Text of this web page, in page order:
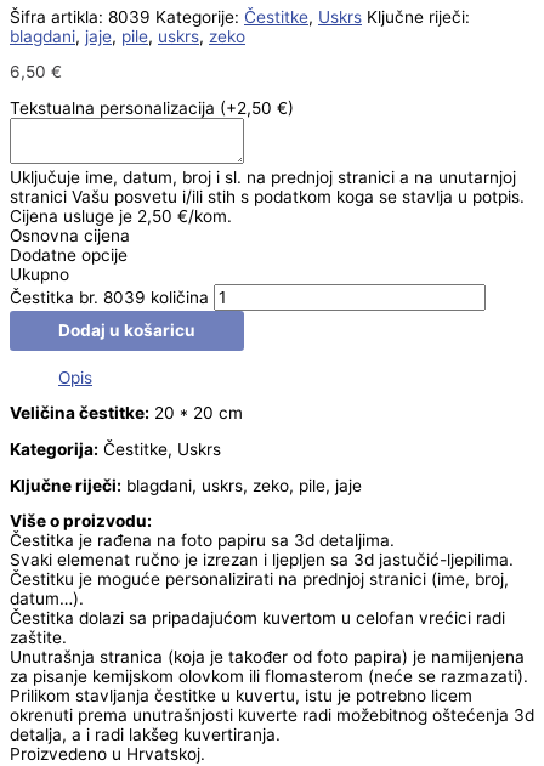
Šifra artikla: 8039 Kategorije: Čestitke, Uskrs Ključne riječi:
blagdani, jaje, pile, uskrs, zeko
6,50 €
Tekstualna personalizacija (+2,50 €)
Uključuje ime, datum, broj i sl. na prednjoj stranici a na unutarnjoj
stranici Vašu posvetu i/ili stih s podatkom koga se stavlja u potpis.
Cijena usluge je 2,50 €/kom.
Osnovna cijena
Dodatne opcije
Ukupno
Čestitka br. 8039 količina
Dodaj u košaricu
Opis
Veličina čestitke: 20 * 20 cm
Kategorija: Čestitke, Uskrs
Ključne riječi: blagdani, uskrs, zeko, pile, jaje
Više o proizvodu:
Čestitka je rađena na foto papiru sa 3d detaljima.
Svaki elemenat ručno je izrezan i ljepljen sa 3d jastučić-ljepilima.
Čestitku je moguće personalizirati na prednjoj stranici (ime, broj,
datum…).
Čestitka dolazi sa pripadajućom kuvertom u celofan vrećici radi
zaštite.
Unutrašnja stranica (koja je također od foto papira) je namijenjena
za pisanje kemijskom olovkom ili flomasterom (neće se razmazati).
Prilikom stavljanja čestitke u kuvertu, istu je potrebno licem
okrenuti prema unutrašnjosti kuverte radi možebitnog oštećenja 3d
detalja, a i radi lakšeg kuvertiranja.
Proizvedeno u Hrvatskoj.